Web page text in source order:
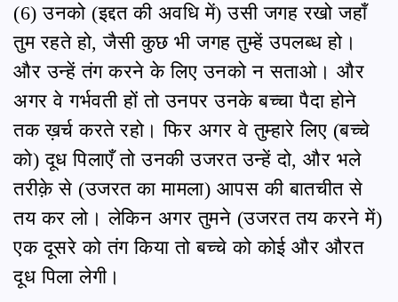
(6) उनको (इद्दत की अवधि में) उसी जगह रखो जहाँ
तुम रहते हो, जैसी कुछ भी जगह तुम्हें उपलब्ध हो।
और उन्हें तंग करने के लिए उनको न सताओ। और
अगर वे गर्भवती हों तो उनपर उनके बच्चा पैदा होने
तक ख़र्च करते रहो। फिर अगर वे तुम्हारे लिए (बच्चे
को) दूध पिलाएँ तो उनकी उजरत उन्हें दो, और भले
तरीक़े से (उजरत का मामला) आपस की बातचीत से
तय कर लो। लेकिन अगर तुमने (उजरत तय करने में)
एक दूसरे को तंग किया तो बच्चे को कोई और औरत
दूध पिला लेगी।